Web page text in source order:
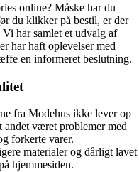
online? Måske har du
du klikker på bestil, er der
har samlet et udvalg af
har haft oplevelser med
en informeret beslutning.
fra Modehus ikke lever op
været problemer med
forkerte varer.
materialer og dårligt lavet
hjemmesiden.